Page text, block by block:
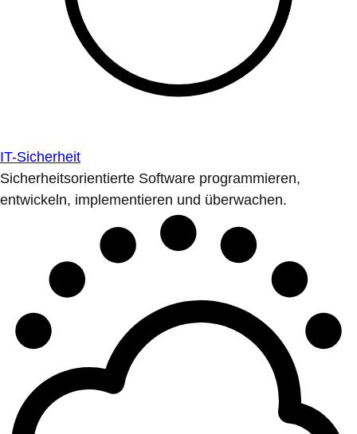
IT-Sicherheit
Sicherheitsorientierte Software programmieren,
entwickeln, implementieren und überwachen.